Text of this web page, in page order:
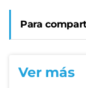
Para
Ver más